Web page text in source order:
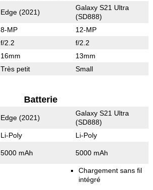
Edge (2021)
Galaxy S21 Ultra
(SD888)
8-MP 12-MP
f/2.2 f/2.2
16mm 13mm
Très petit Small
Batterie
Edge (2021)
Galaxy S21 Ultra
(SD888)
Li-Poly Li-Poly
5000 mAh 5000 mAh
Chargement sans fil
intégré